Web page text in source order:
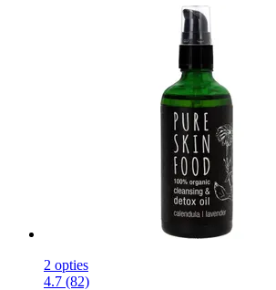
2 opties
4.7 (82)